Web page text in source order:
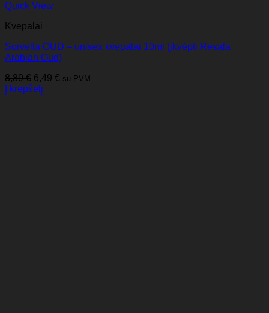
Quick View
Kvepalai
Sorvella OUD – unisex kvepalai 10ml (įkvėpti Resala
Arabian Oud)
8,89€ Original
price
6,49 € Current
su PVM
Į krepšelį